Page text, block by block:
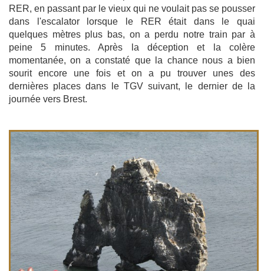
RER, en passant par le vieux qui ne voulait pas se pousser
dans l'escalator lorsque le RER était dans le quai
quelques mètres plus bas, on a perdu notre train par à
peine 5 minutes. Après la déception et la colère
momentanée, on a constaté que la chance nous a bien
sourit encore une fois et on a pu trouver unes des
dernières places dans le TGV suivant, le dernier de la
journée vers Brest.